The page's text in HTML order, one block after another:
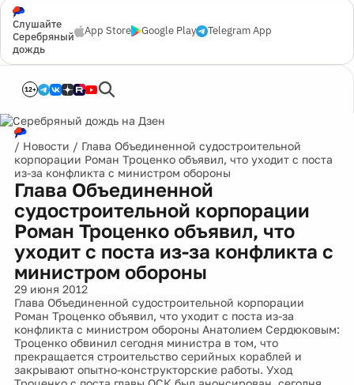
Слушайте
Серебряный
дождь
App Store Google Play Telegram App
12+
/ Новости / Глава Объединенной судостроительной
корпорации Роман Троценко объявил, что уходит с поста
из-за конфликта с министром обороны
Глава Объединенной
судостроительной корпорации
Роман Троценко объявил, что
уходит с поста из-за конфликта с
министром обороны
29 июня 2012
Глава Объединенной судостроительной корпорации
Роман Троценко объявил, что уходит с поста из-за
конфликта с министром обороны Анатолием Сердюковым:
Троценко обвинил сегодня министра в том, что
прекращается строительство серийных кораблей и
закрывают опытно-конструкторские работы. Уход